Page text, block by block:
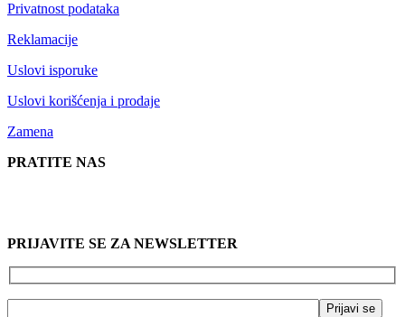
Privatnost podataka
Reklamacije
Uslovi isporuke
Uslovi korišćenja i prodaje
Zamena
PRATITE NAS
PRIJAVITE SE ZA NEWSLETTER